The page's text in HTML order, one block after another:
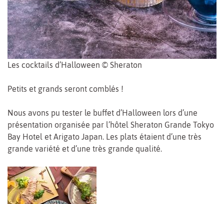
Les cocktails d’Halloween © Sheraton
Petits et grands seront comblés !
Nous avons pu tester le buffet d’Halloween lors d’une
présentation organisée par l’hôtel Sheraton Grande Tokyo
Bay Hotel et Arigato Japan. Les plats étaient d’une très
grande variété et d’une très grande qualité.